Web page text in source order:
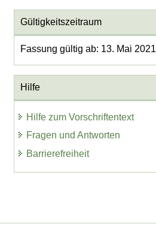
Gültigkeitszeitraum
Fassung gültig ab: 13. Mai 2021
Hilfe
Hilfe zum Vorschriftentext
Fragen und Antworten
Barrierefreiheit